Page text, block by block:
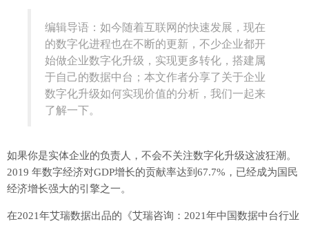
编辑导语：如今随着互联网的快速发展，现在
的数字化进程也在不断的更新，不少企业都开
始做企业数字化升级，实现更多转化，搭建属
于自己的数据中台；本文作者分享了关于企业
数字化升级如何实现价值的分析，我们一起来
了解一下。
如果你是实体企业的负责人，不会不关注数字化升级这波狂潮。
2019 年数字经济对GDP增长的贡献率达到67.7%，已经成为国民
经济增长强大的引擎之一。
在2021年艾瑞数据出品的《艾瑞咨询：2021年中国数据中台行业